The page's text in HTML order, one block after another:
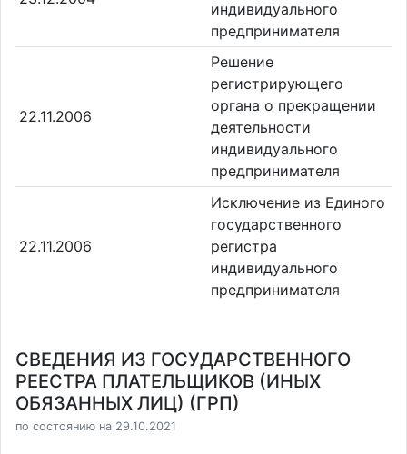
индивидуального
предпринимателя
22.11.2006
Решение
регистрирующего
органа о прекращении
деятельности
индивидуального
предпринимателя
22.11.2006
Исключение из Единого
государственного
регистра
индивидуального
предпринимателя
СВЕДЕНИЯ ИЗ ГОСУДАРСТВЕННОГО
РЕЕСТРА ПЛАТЕЛЬЩИКОВ (ИНЫХ
ОБЯЗАННЫХ ЛИЦ) (ГРП)
по состоянию на 29.10.2021